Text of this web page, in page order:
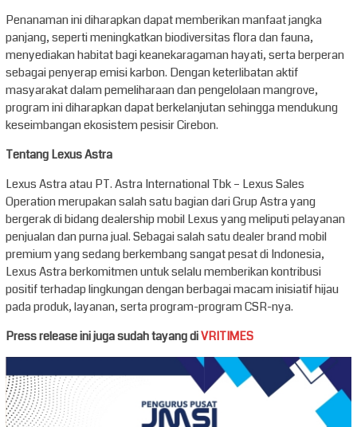
Penanaman ini diharapkan dapat memberikan manfaat jangka
panjang, seperti meningkatkan biodiversitas flora dan fauna,
menyediakan habitat bagi keanekaragaman hayati, serta berperan
sebagai penyerap emisi karbon. Dengan keterlibatan aktif
masyarakat dalam pemeliharaan dan pengelolaan mangrove,
program ini diharapkan dapat berkelanjutan sehingga mendukung
keseimbangan ekosistem pesisir Cirebon.
Tentang Lexus Astra
Lexus Astra atau PT. Astra International Tbk – Lexus Sales
Operation merupakan salah satu bagian dari Grup Astra yang
bergerak di bidang dealership mobil Lexus yang meliputi pelayanan
penjualan dan purna jual. Sebagai salah satu dealer brand mobil
premium yang sedang berkembang sangat pesat di Indonesia,
Lexus Astra berkomitmen untuk selalu memberikan kontribusi
positif terhadap lingkungan dengan berbagai macam inisiatif hijau
pada produk, layanan, serta program-program CSR-nya.
Press release ini juga sudah tayang diVRITIMES